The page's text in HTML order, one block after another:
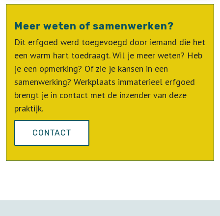
Meer weten of samenwerken?
Dit erfgoed werd toegevoegd door iemand die het
een warm hart toedraagt. Wil je meer weten? Heb
je een opmerking? Of zie je kansen in een
samenwerking? Werkplaats immaterieel erfgoed
brengt je in contact met de inzender van deze
praktijk.
CONTACT